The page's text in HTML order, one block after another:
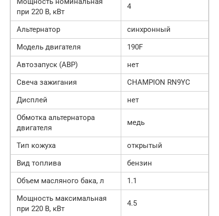
при 220 В, кВт
4
Альтернатор
синхронный
Модель двигателя
190F
Автозапуск (АВР)
нет
Свеча зажигания
CHAMPION RN9YC
Дисплей
нет
Обмотка альтернатора
двигателя
медь
Тип кожуха
открытый
Вид топлива
бензин
Объем масляного бака, л
1.1
Мощность максимальная
при 220 В, кВт
4.5